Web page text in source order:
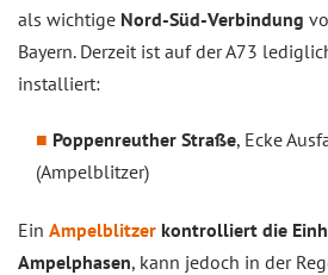
als wichtige Nord-Süd-Verbindung
Bayern. Derzeit ist auf der A73
installiert:
Poppenreuther Straße, Ecke
(Ampelblitzer)
Ein Ampelblitzer kontrolliert die
Ampelphasen, kann jedoch in der